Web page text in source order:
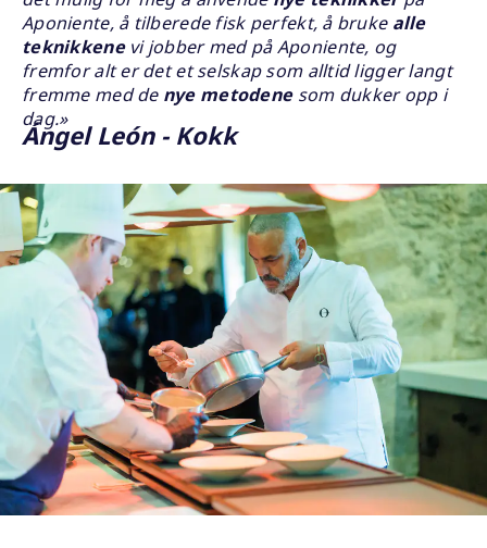
Aponiente, å tilberede fisk perfekt, å bruke alle
teknikkenevi jobber med på Aponiente, og
fremfor alt er det et selskap som alltid ligger langt
fremme med de nye metodenesom dukker opp i
dag.»
Ángel León - Kokk